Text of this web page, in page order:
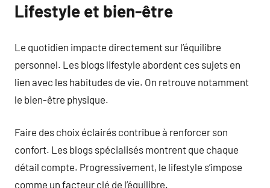
Lifestyle et bien-être
Le quotidien impacte directement sur l’équilibre
personnel. Les blogs lifestyle abordent ces sujets en
lien avec les habitudes de vie. On retrouve notamment
le bien-être physique.
Faire des choix éclairés contribue à renforcer son
confort. Les blogs spécialisés montrent que chaque
détail compte. Progressivement, le lifestyle s’impose
comme un facteur clé de l’équilibre.